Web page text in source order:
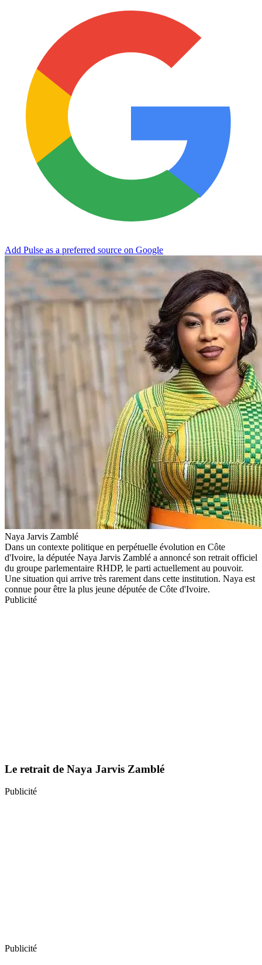
Add Pulse as a preferred source on Google
Naya Jarvis Zamblé
Dans un contexte politique en perpétuelle évolution en Côte
d'Ivoire, la députée Naya Jarvis Zamblé a annoncé son retrait officiel
du groupe parlementaire RHDP, le parti actuellement au pouvoir.
Une situation qui arrive très rarement dans cette institution. Naya est
connue pour être la plus jeune députée de Côte d'Ivoire.
Publicité
Le retrait de Naya Jarvis Zamblé
Publicité
Publicité